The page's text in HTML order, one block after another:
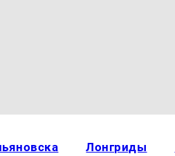
Лонгриды